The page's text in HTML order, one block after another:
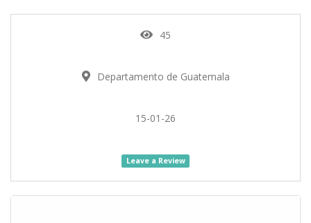
45
Departamento de Guatemala
15-01-26
Leave a Review